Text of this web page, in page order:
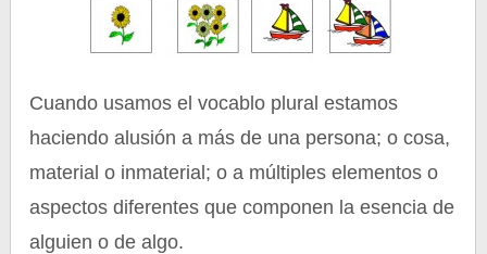
Cuando usamos el vocablo plural estamos
haciendo alusión a más de una persona; o cosa,
material o inmaterial; o a múltiples elementos o
aspectos diferentes que componen la esencia de
alguien o de algo.